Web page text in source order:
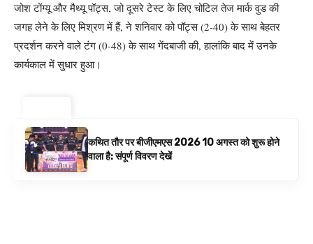
जोश टोंग्यू और मैथ्यू पॉट्स, जो दूसरे टेस्ट के लिए चोटिल तेज मार्क वुड की
जगह लेने के लिए मिश्रण में हैं, ने शनिवार को पॉट्स (2-40) के साथ बेहतर
प्रदर्शन करने वाले टंग (0-48) के साथ गेंदबाजी की, हालांकि बाद में उनके
कार्यकाल में सुधार हुआ।
कथित तौर पर बीजीएमएस 2026 10 अगस्त को शुरू होने
वाला है: संपूर्ण विवरण देखें